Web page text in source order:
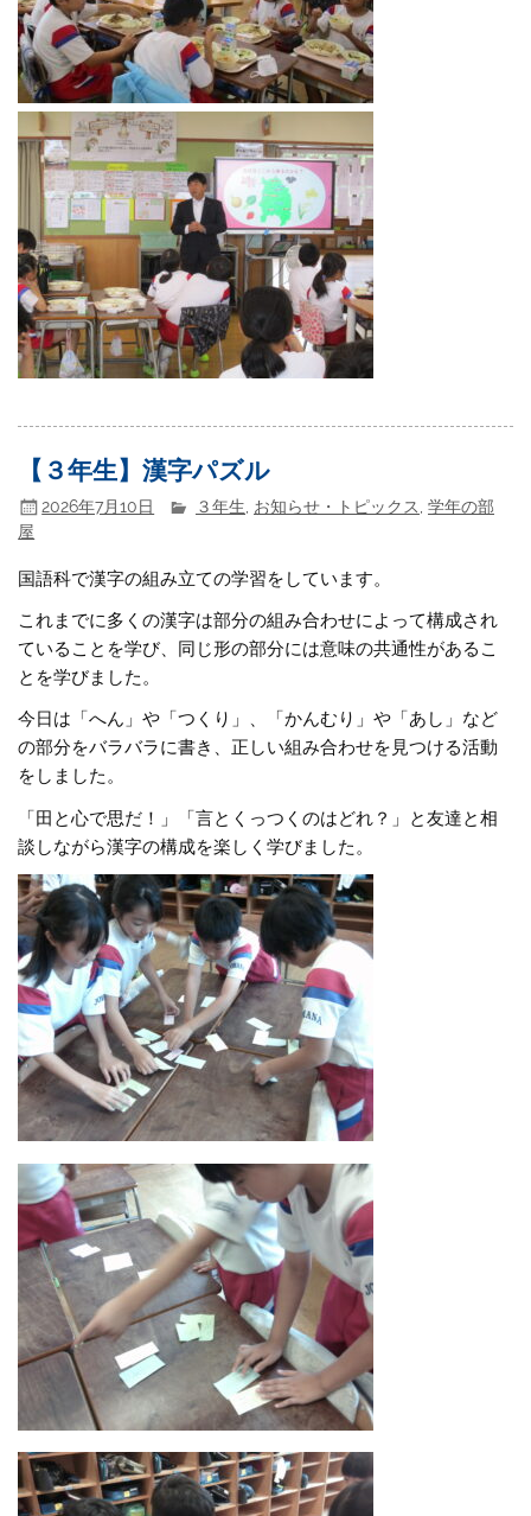
【３年生】漢字パズル
2026年7月10日 ３年生 お知らせ・トピックス ,学年の部
屋
国語科で漢字の組み立ての学習をしています。
これまでに多くの漢字は部分の組み合わせによって構成され
ていることを学び、同じ形の部分には意味の共通性があるこ
とを学びました。
今日は「へん」や「つくり」、「かんむり」や「あし」など
の部分をバラバラに書き、正しい組み合わせを見つける活動
をしました。
「田と心で思だ！」「言とくっつくのはどれ？」と友達と相
談しながら漢字の構成を楽しく学びました。